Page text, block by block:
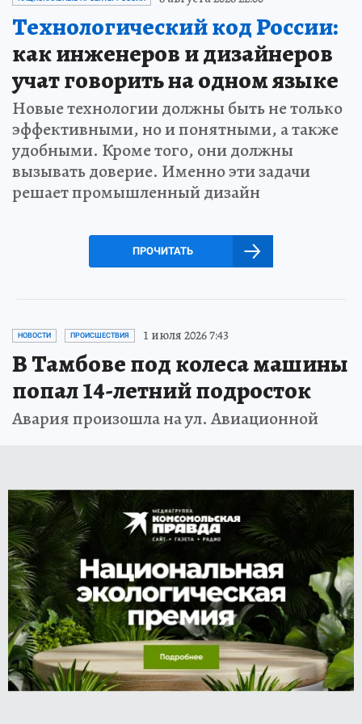
Технологический код России:
как инженеров и дизайнеров
учат говорить на одном языке
Новые технологии должны быть не только
эффективными, но и понятными, а также
удобными. Кроме того, они должны
вызывать доверие. Именно эти задачи
решает промышленный дизайн
ПРОЧИТАТЬ
НОВОСТИ ПРОИСШЕСТВИЯ 1 июля 2026 7:43
В Тамбове под колеса машины
попал 14-летний подросток
Авария произошла на ул. Авиационной